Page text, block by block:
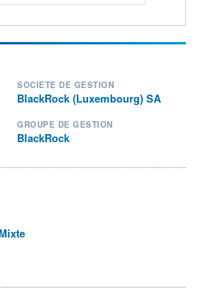
SOCIÉTÉ DE GESTION
BlackRock (Luxembourg) SA
GROUPE DE GESTION
BlackRock